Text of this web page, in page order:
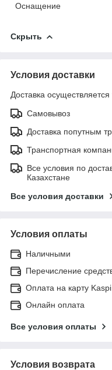
Оснащение
Скрыть
Условия доставки
Доставка
Самовывоз
Доставка попутным
Транспортная
Все условия по
Казахстане
Все условия доставки
Условия оплаты
Наличными
Перечисление
Оплата на карту Kaspi
Онлайн оплата
Все условия оплаты
Условия возврата